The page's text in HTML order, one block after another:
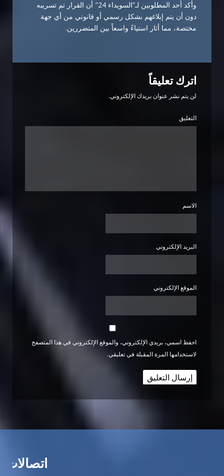
وأكد أحد المطلوبين لـ”السويداء 24″ أن القرار تم تسريبه
دون أن يتم إبلاغهم بشكل رسمي أو قانوني من أي جهة
مختصة، مما أثار استياءً واسعاً بين المتضررين.
اترك تعليقاً
لن يتم نشر عنوان بريدك الإلكتروني.
التعليق
الاسم
البريد الإلكتروني
الموقع الإلكتروني
احفظ اسمي، بريدي الإلكتروني، والموقع الإلكتروني في هذا المتصفح
لاستخدامها المرة المقبلة في تعليقي.
اتصالات